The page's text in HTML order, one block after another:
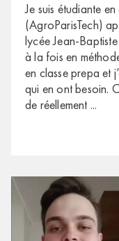
Je suis étudiante
(AgroParisTech)
lycée Jean-
à la fois en
en classe prepa et
qui en ont besoin.
de réellement ...